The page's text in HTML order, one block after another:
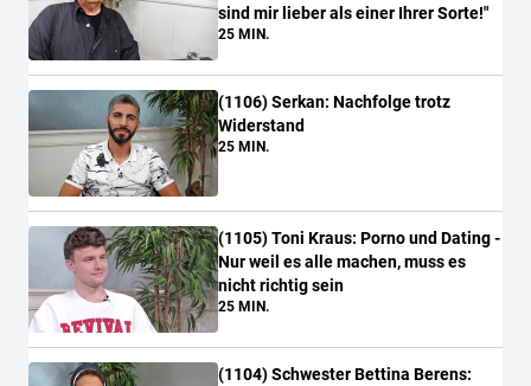
sind mir lieber als einer Ihrer Sorte!"
25 MIN.
(1106)Serkan: Nachfolge trotz
Widerstand
25 MIN.
(1105)Toni Kraus: Porno und Dating -
Nur weil es alle machen, muss es
nicht richtig sein
25 MIN.
(1104)Schwester Bettina Berens: